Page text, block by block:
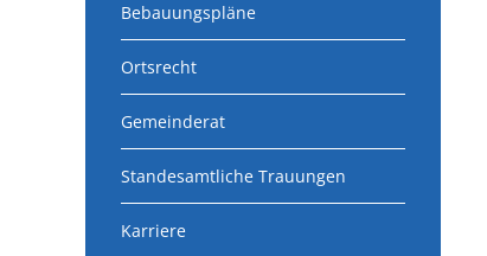
Bebauungspläne
Ortsrecht
Gemeinderat
Standesamtliche Trauungen
Karriere